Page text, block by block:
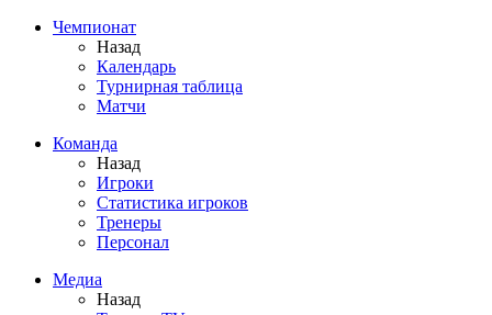
Чемпионат
Назад
Календарь
Турнирная таблица
Матчи
Команда
Назад
Игроки
Статистика игроков
Тренеры
Персонал
Медиа
Назад